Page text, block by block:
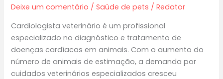
Deixe um comentário /Saúde de pets /Redator
Cardiologista veterinário é um profissional
especializado no diagnóstico e tratamento de
doenças cardíacas em animais. Com o aumento do
número de animais de estimação, a demanda por
cuidados veterinários especializados cresceu